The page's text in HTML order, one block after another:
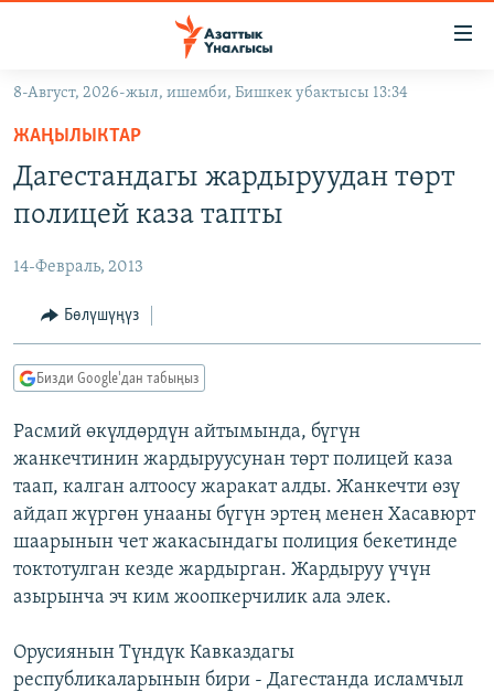
Навигацияга
өтүңүз
Издөөгө
салыңыз
ЭКОНОМИКА
МАДАНИЯТ
ДҮЙНӨ
БОРБОР АЗИЯ
АТАЙЫН ИЛИКТӨӨ
ТВ ПРОГРАММАЛАР
ЭКСПЕРТТЕР ТАЛДАЙТ
БИЗ ЖАНА ДҮЙНӨ
ЭЖЕ-СИҢДИЛЕР
АЗАТТЫК+
ЫҢГАЙСЫЗ СУРООЛОР
ӨЗГӨЧӨ ПИКИР
Русский
ОНЛАЙН ШЕРИНЕ
ЭЕ/АРнун бардык сайттары
8-Август, 2026-жыл, ишемби, Бишкек убактысы 13:34
ЖАҢЫЛЫКТАР
Дагестандагы жардыруудан төрт
полицей каза тапты
14-Февраль, 2013
Бөлүшүңүз
Бизди Google'дан табыңыз
Расмий өкүлдөрдүн айтымында, бүгүн
жанкечтинин жардыруусунан төрт полицей каза
таап, калган алтоосу жаракат алды. Жанкечти өзү
айдап жүргөн унааны бүгүн эртең менен Хасавюрт
шаарынын чет жакасындагы полиция бекетинде
токтотулган кезде жардырган. Жардыруу үчүн
азырынча эч ким жоопкерчилик ала элек.
Орусиянын Түндүк Кавказдагы
республикаларынын бири - Дагестанда исламчыл